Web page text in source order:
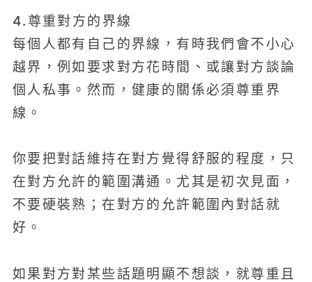
4.尊重對方的界線
每個人都有自己的界線，有時我們會不小心
越界，例如要求對方花時間、或讓對方談論
個人私事。然而，健康的關係必須尊重界
線。
你要把對話維持在對方覺得舒服的程度，只
在對方允許的範圍溝通。尤其是初次見面，
不要硬裝熟；在對方的允許範圍內對話就
好。
如果對方對某些話題明顯不想談，就尊重且